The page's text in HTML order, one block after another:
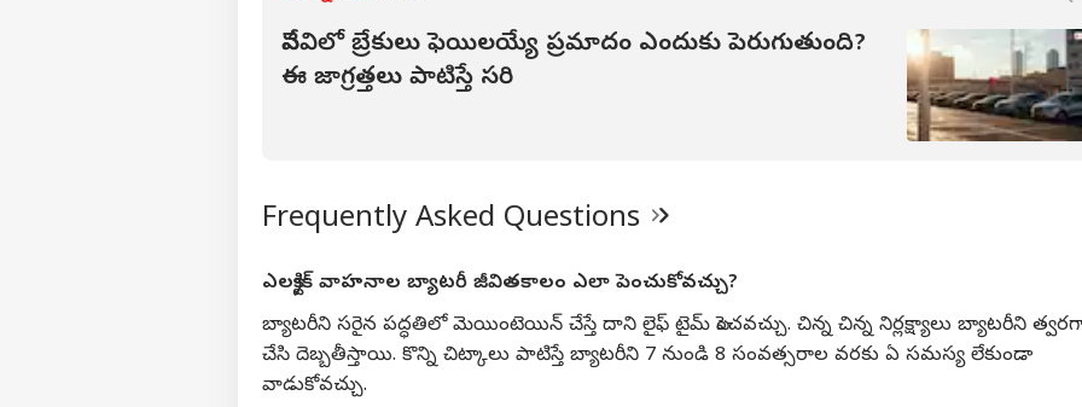
వేసవిలో బ్రేకులు ఫెయిలయ్యే ప్రమాదం ఎందుకు పెరుగుతుంది?
ఈ జాగ్రత్తలు పాటిస్తే సరి
Frequently Asked Questions
ఎలక్ట్రిక్ వాహనాల బ్యాటరీ జీవితకాలం ఎలా పెంచుకోవచ్చు?
బ్యాటరీని సరైన పద్ధతిలో మెయింటెయిన్ చేస్తే దాని లైఫ్ టైమ్ పెంచవచ్చు. చిన్న చిన్న నిర్లక్ష్యాలు బ్యాటరీని
చేసి దెబ్బతీస్తాయి. కొన్ని చిట్కాలు పాటిస్తే బ్యాటరీని 7 నుండి 8 సంవత్సరాల వరకు ఏ సమస్య లేకుండా
వాడుకోవచ్చు.